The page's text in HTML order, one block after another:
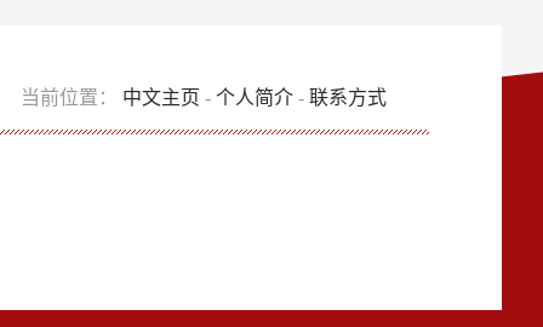
当前位置： 中文主页 -个人简介 -联系方式